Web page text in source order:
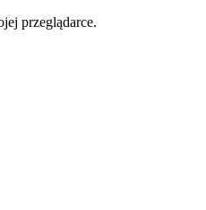
przeglądarce.